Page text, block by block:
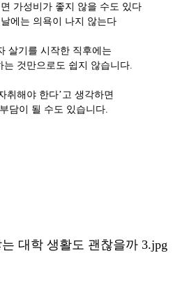
면 가성비가 좋지 않을 수도 있다
날에는 의욕이 나지 않는다
살기를 시작한 직후에는
는 것만으로도 쉽지 않습니다.
취해야 한다’고 생각하면
담이 될 수도 있습니다.